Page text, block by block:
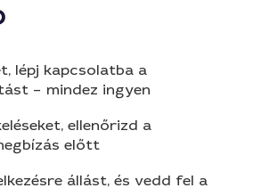
lépj kapcsolatba a
– mindez ingyen
ellenőrizd a
előtt
állást, és vedd fel a